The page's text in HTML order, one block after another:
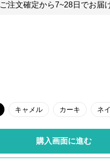
ご注文確定から7~28日でお届
キャメル カーキ ネ
購入画面に進む